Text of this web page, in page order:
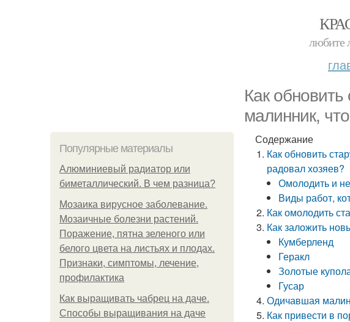
любите
Как
малинник,
Популярные материалы
Алюминиевый радиатор или
биметаллический. В чем разница?
Мозаика вирусное заболевание.
Мозаичные болезни растений.
Поражение, пятна зеленого или
белого цвета на листьях и плодах.
Признаки, симптомы, лечение,
профилактика
Как выращивать чабрец на даче.
Способы выращивания на даче
Содержание
Как обновить
радовал хозяев?
Омолодить и
Виды работ,
Как омолодить
Как заложить
Кумберленд
Геракл
Золотые
Гусар
Одичавшая
Как привести в